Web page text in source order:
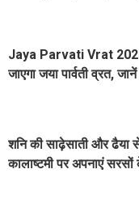
Jaya Parvati Vrat
जाएगा जया पार्वती व्रत,
शनि की साढ़ेसाती और ढैया
कालाष्टमी पर अपनाएं